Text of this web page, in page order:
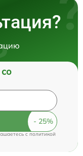
cполитикой